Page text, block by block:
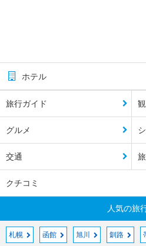
ホテル
旅行ガイド
グルメ
交通
クチコミ
人気の旅
札幌 函館 旭川 釧路